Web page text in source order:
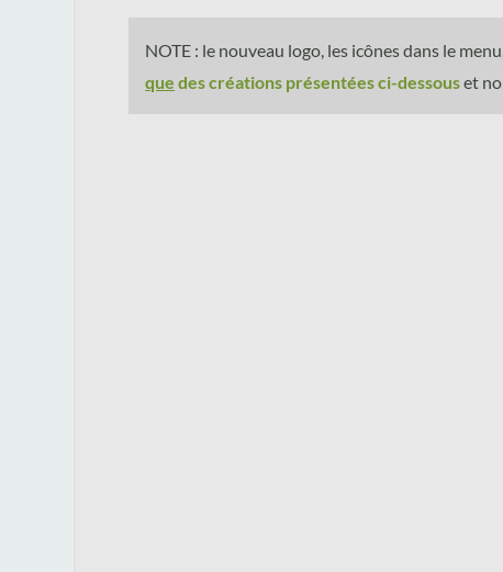
NOTE : le nouveau logo, les icônes dans le
que des créations présentées ci-dessouset